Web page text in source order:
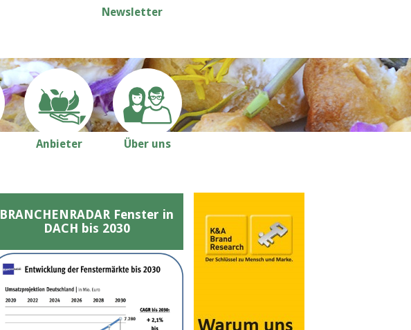
Newsletter
Anbieter Über uns
BRANCHENRADAR Fenster in
DACH bis 2030